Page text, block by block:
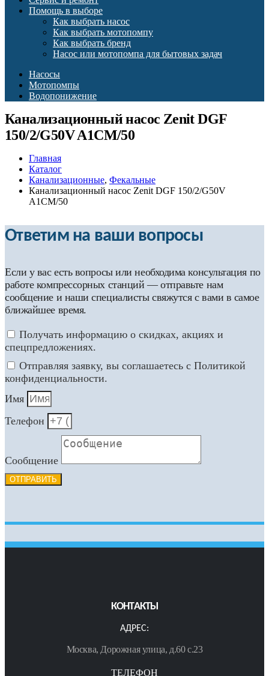
Помощь в выборе
Как выбрать насос
Как выбрать мотопомпу
Как выбрать бренд
Насос или мотопомпа для бытовых задач
Насосы
Мотопомпы
Водопонижение
Канализационный насос Zenit DGF
150/2/G50V A1CM/50
Главная
Каталог
Канализационные, Фекальные
Канализационный насос Zenit DGF 150/2/G50V
A1CM/50
Ответим на ваши вопросы
Если у вас есть вопросы или необходима консультация по
работе компрессорных станций — отправьте нам
сообщение и наши специалисты свяжутся с вами в самое
ближайшее время.
Получать информацию о скидках, акциях и
спецпредложениях.
Отправляя заявку, вы соглашаетесь с Политикой
конфиденциальности.
Имя
Телефон
Сообщение
ОТПРАВИТЬ
КОНТАКТЫ
АДРЕС:
Москва, Дорожная улица, д.60 с.23
ТЕЛЕФОН